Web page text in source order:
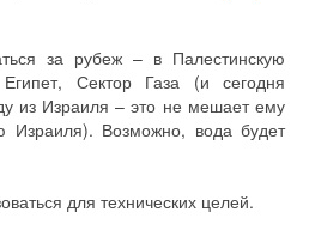
за рубеж – в Палестинскую
Сектор Газа (и сегодня
из Израиля – это не мешает ему
Израиля). Возможно, вода будет
для технических целей.